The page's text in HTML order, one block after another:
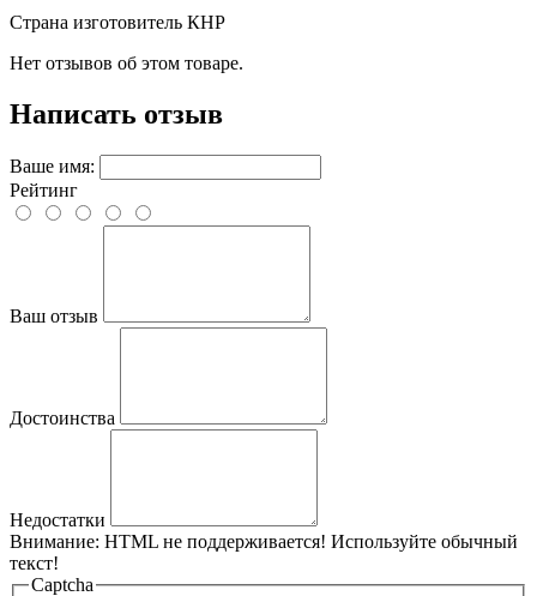
Страна изготовитель КНР
Нет отзывов об этом товаре.
Написать отзыв
Ваше имя:
Рейтинг
Ваш отзыв
Достоинства
Недостатки
Внимание: HTML не поддерживается! Используйте обычный
текст!
Captcha